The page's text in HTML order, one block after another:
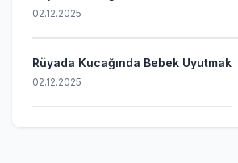
02.12.2025
Rüyada Kucağında Bebek Uyutmak
02.12.2025